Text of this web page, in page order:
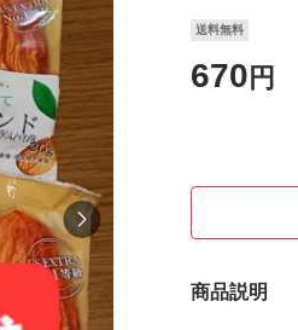
送料無料
670 円
商品説明